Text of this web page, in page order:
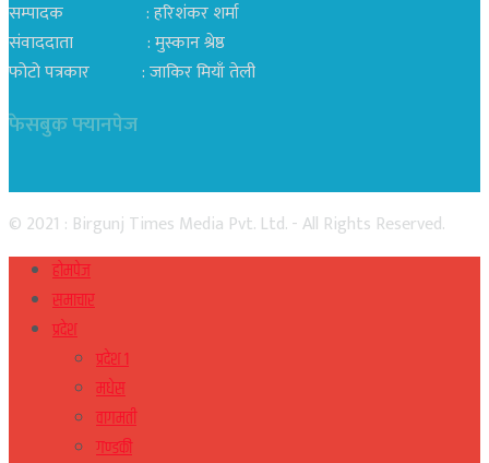
सम्पादक : हरिशंकर शर्मा
संवाददाता : मुस्कान श्रेष्ठ
फोटो पत्रकार : जाकिर मियाँ तेली
फेसबुक फ्यानपेज
© 2021 : Birgunj Times Media Pvt. Ltd. - All Rights Reserved.
होमपेज
समाचार
प्रदेश
प्रदेश १
मधेस
वागमती
गण्डकी